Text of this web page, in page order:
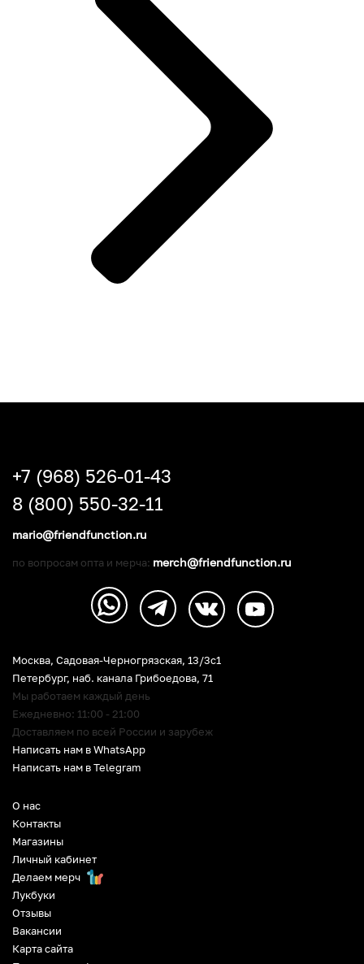
О нас
Контакты
Магазины
Личный кабинет
Делаем мерч
Лукбуки
Отзывы
Вакансии
Карта сайта
Москва, Садовая-Черногрязская, 13/3c1
Петербург, наб. канала Грибоедова, 71
Мы работаем каждый день
Ежедневно: 11:00 - 21:00
Доставляем по всей России и зарубеж
Написать нам в WhatsApp
Написать нам в Telegram
+7 (968) 526-01-43
8 (800) 550-32-11
mario@friendfunction.ru
по вопросам опта и мерча: merch@friendfunction.ru